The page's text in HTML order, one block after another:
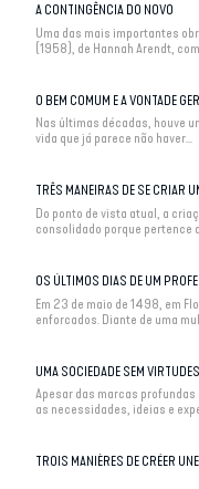
A CONTINGÊNCIA DO NOVO
Uma das mais importantes
(1958), de Hannah Arendt,
O BEM COMUM E A VONTADE
Nas últimas décadas, houve
vida que já parece não haver...
TRÊS MANEIRAS DE SE CRIAR
Do ponto de vista atual, a
consolidado porque pertence
OS ÚLTIMOS DIAS DE UM
Em 23 de maio de 1498, em
enforcados. Diante de uma
UMA SOCIEDADE SEM
Apesar das marcas
as necessidades, ideias e
TROIS MANIÈRES DE CRÉER